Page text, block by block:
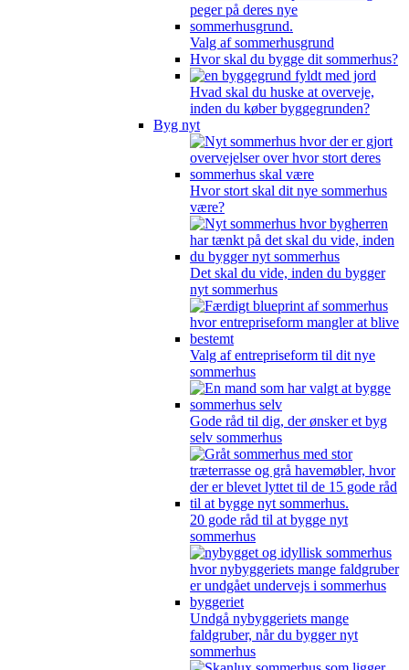
Valg af sommerhusgrund
Hvor skal du bygge dit sommerhus?
Hvad skal du huske at overveje,
inden du køber byggegrunden?
Byg nyt
Hvor stort skal dit nye sommerhus
være?
Det skal du vide, inden du bygger
nyt sommerhus
Valg af entrepriseform til dit nye
sommerhus
Gode råd til dig, der ønsker et byg
selv sommerhus
20 gode råd til at bygge nyt
sommerhus
Undgå nybyggeriets mange
faldgruber, når du bygger nyt
sommerhus